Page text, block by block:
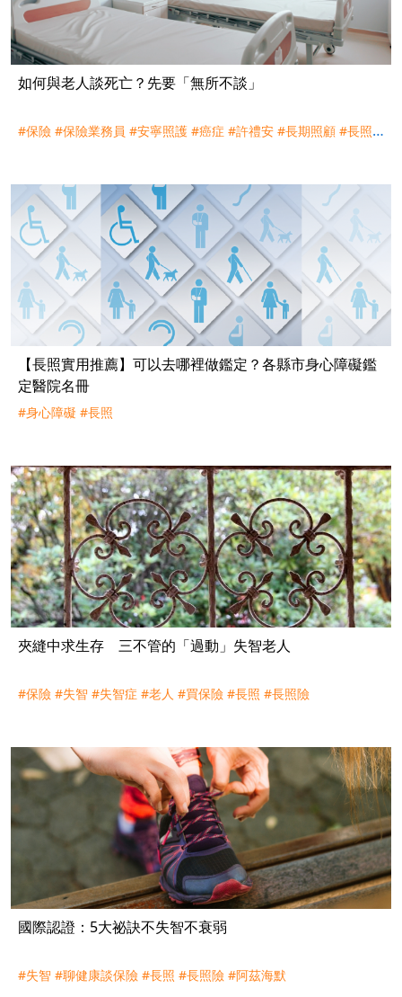
如何與老人談死亡？先要「無所不談」
#保險 #保險業務員 #安寧照護 #癌症 #許禮安 #長期照顧 #長照#
【長照實用推薦】可以去哪裡做鑑定？各縣市身心障礙鑑
定醫院名冊
#身心障礙 #長照
夾縫中求生存 三不管的「過動」失智老人
#保險 #失智 #失智症 #老人 #買保險 #長照 #長照險
國際認證：5大祕訣不失智不衰弱
#失智 #聊健康談保險 #長照 #長照險 #阿茲海默